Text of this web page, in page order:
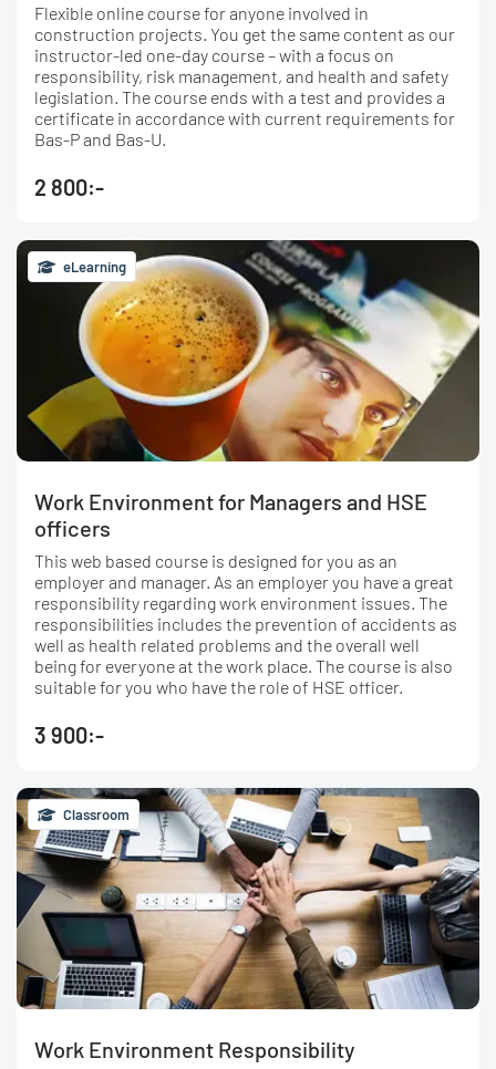
Flexible online course for anyone involved in
construction projects. You get the same content as our
instructor-led one-day course – with a focus on
responsibility, risk management, and health and safety
legislation. The course ends with a test and provides a
certificate in accordance with current requirements for
Bas-P and Bas-U.
2 800:-
eLearning
Work Environment for Managers and HSE
officers
This web based course is designed for you as an
employer and manager. As an employer you have a great
responsibility regarding work environment issues. The
responsibilities includes the prevention of accidents as
well as health related problems and the overall well
being for everyone at the work place. The course is also
suitable for you who have the role of HSE officer.
3 900:-
Classroom
Work Environment Responsibility